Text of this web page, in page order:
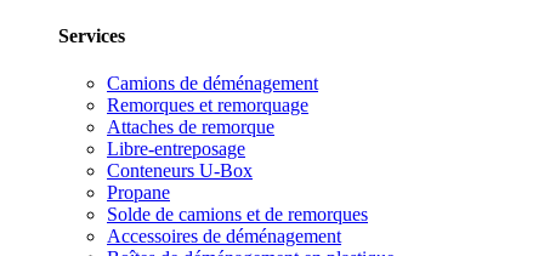
Services
Camions de déménagement
Remorques et remorquage
Attaches de remorque
Libre-entreposage
Conteneurs U-Box
Propane
Solde de camions et de remorques
Accessoires de déménagement